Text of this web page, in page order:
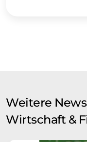
Weitere
Wirtschaft &